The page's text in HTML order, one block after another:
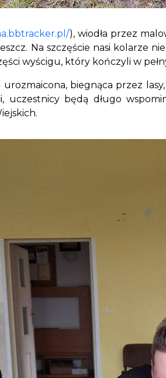
), wiodła przez
Na szczęście nasi kolarze
wyścigu, który kończyli w
biegnąca przez
uczestnicy będą długo